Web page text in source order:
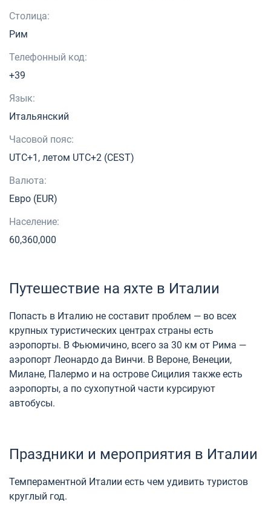
Столица:
Рим
Телефонный код:
+39
Язык:
Итальянский
Часовой пояс:
UTC+1, летом UTC+2 (CEST)
Валюта:
Евро (EUR)
Население:
60,360,000
Путешествие на яхте в Италии
Попасть в Италию не составит проблем — во всех
крупных туристических центрах страны есть
аэропорты. В Фьюмичино, всего за 30 км от Рима —
аэропорт Леонардо да Винчи. В Вероне, Венеции,
Милане, Палермо и на острове Сицилия также есть
аэропорты, а по сухопутной части курсируют
автобусы.
Праздники и мероприятия в Италии
Темпераментной Италии есть чем удивить туристов
круглый год.